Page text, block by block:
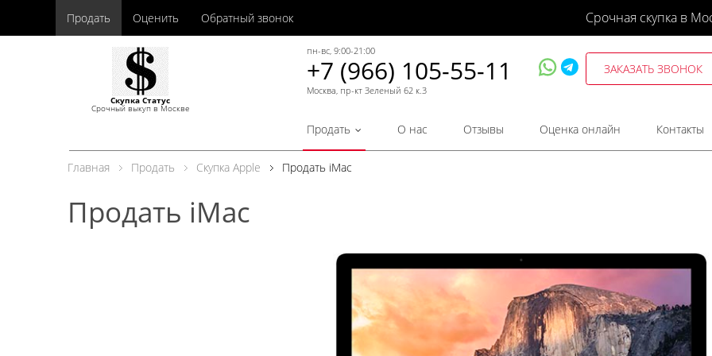
Продать Оценить Обратный звонок Срочная скупка в
Скупка Статус
Срочный выкуп в Москве
пн-вс, 9:00-21:00
+7 (966) 105-55-11
Москва, пр-кт Зеленый 62 к.3
ЗАКАЗАТЬ ЗВОНОК
Продать О нас Отзывы Оценка онлайн Контакты
Главная Продать Скупка Apple Продать iMac
Продать iMac